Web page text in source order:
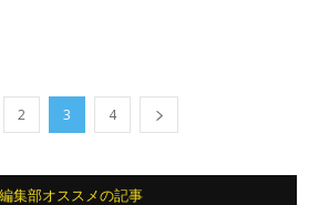
2 3 4
編集部オススメの記事